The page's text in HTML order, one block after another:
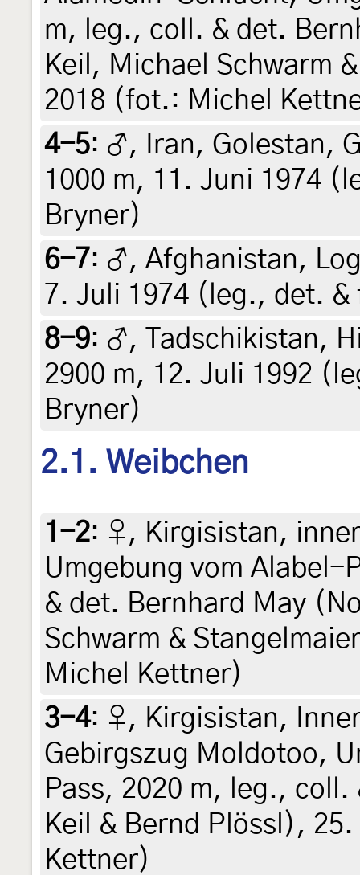
m, leg., coll. & det.
Keil, Michael Schwarm
2018 (fot.: Michel
4-5: ♂, Iran, Golestan,
1000 m, 11. Juni 1974
Bryner)
6-7: ♂, Afghanistan,
7. Juli 1974 (leg., det.
8-9: ♂, Tadschikistan,
2900 m, 12. Juli 1992
Bryner)
2.1. Weibchen
1-2: ♀, Kirgisistan,
Umgebung vom Alabel-
& det. Bernhard May
Schwarm &
Michel Kettner)
3-4: ♀, Kirgisistan,
Gebirgszug Moldotoo,
Pass, 2020 m, leg.,
Keil & Bernd Plössl),
Kettner)